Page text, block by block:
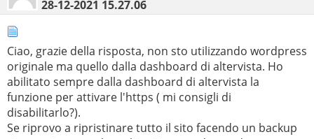
28-12-2021 15.27.06
Ciao, grazie della risposta, non sto utilizzando wordpress
originale ma quello dalla dashboard di altervista. Ho
abilitato sempre dalla dashboard di altervista la
funzione per attivare l'https ( mi consigli di
disabilitarlo?).
Se riprovo a ripristinare tutto il sito facendo un backup